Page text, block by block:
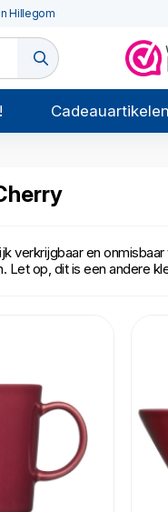
Hillegom
Cadeauartikelen
verkrijgbaar en
Let op, dit is een andere